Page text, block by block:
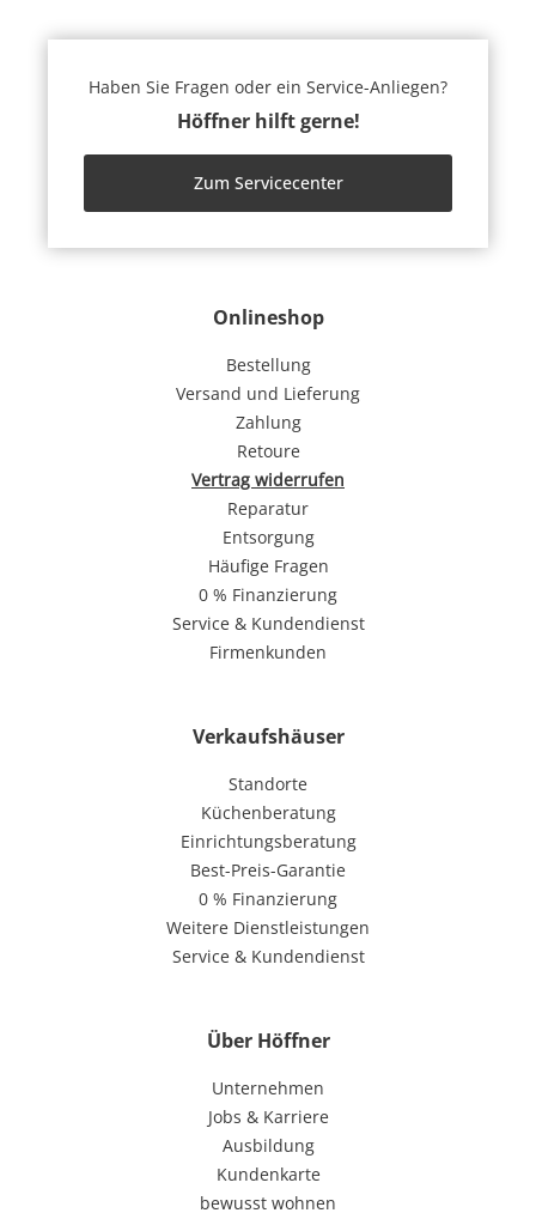
Onlineshop
Bestellung
Versand und Lieferung
Zahlung
Retoure
Vertrag widerrufen
Reparatur
Entsorgung
Häufige Fragen
0 % Finanzierung
Service & Kundendienst
Firmenkunden
Verkaufshäuser
Standorte
Küchenberatung
Einrichtungsberatung
Best-Preis-Garantie
0 % Finanzierung
Weitere Dienstleistungen
Service & Kundendienst
Über Höffner
Unternehmen
Jobs & Karriere
Ausbildung
Kundenkarte
bewusst wohnen
Haben Sie Fragen oder ein Service-Anliegen?
Höffner hilft gerne!
Zum Servicecenter